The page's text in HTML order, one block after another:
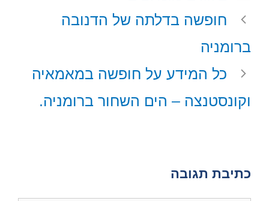
t
t
e
r
)
o
o
r
e
חופשה בדלתה של הדנובה
ברומניה
כל המידע על חופשה במאמאיה
וקונסטנצה – הים השחור ברומניה.
כתיבת תגובה